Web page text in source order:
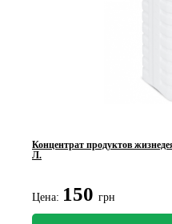
Концентрат продуктов
Л.
Цена: 150 грн